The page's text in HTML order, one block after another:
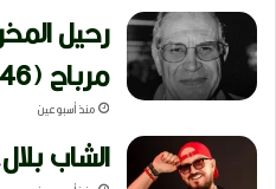
رحيل
مرباح (1946-2026)
منذ أسبوعين
الشاب